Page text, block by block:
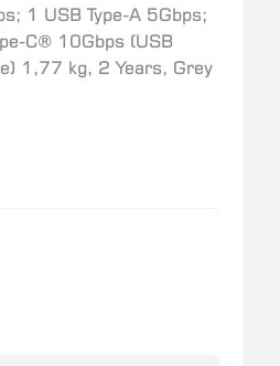
1 USB Type-A 5Gbps;
C® 10Gbps (USB
1,77 kg, 2 Years, Grey